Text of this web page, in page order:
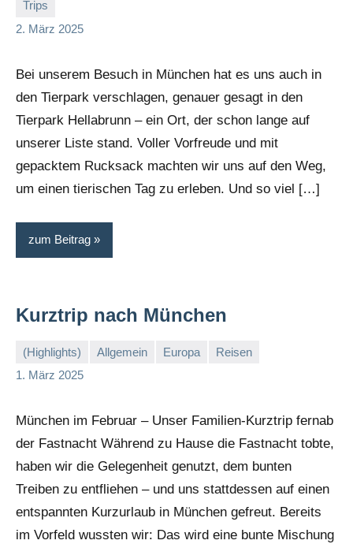
Trips
2. März 2025
Stephi
Keine
Kommentare
Bei unserem Besuch in München hat es uns auch in
den Tierpark verschlagen, genauer gesagt in den
Tierpark Hellabrunn – ein Ort, der schon lange auf
unserer Liste stand. Voller Vorfreude und mit
gepacktem Rucksack machten wir uns auf den Weg,
um einen tierischen Tag zu erleben. Und so viel […]
zum Beitrag
Kurztrip nach München
(Highlights) Allgemein Europa
Reisen
1. März 2025
Stephi
Keine
München im Februar – Unser Familien-Kurztrip fernab
der Fastnacht Während zu Hause die Fastnacht tobte,
haben wir die Gelegenheit genutzt, dem bunten
Treiben zu entfliehen – und uns stattdessen auf einen
entspannten Kurzurlaub in München gefreut. Bereits
im Vorfeld wussten wir: Das wird eine bunte Mischung